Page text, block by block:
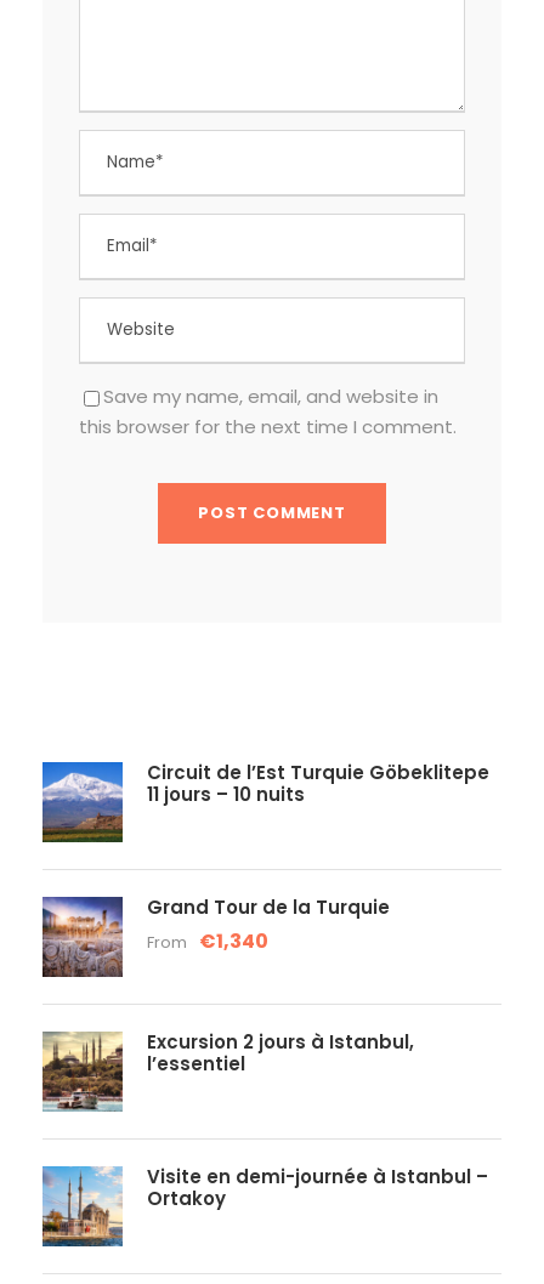
Save my name, email, and website in
this browser for the next time I comment.
Circuit de l’Est Turquie Göbeklitepe
11 jours – 10 nuits
Grand Tour de la Turquie
From €1,340
Excursion 2 jours à Istanbul,
l’essentiel
Visite en demi-journée à Istanbul –
Ortakoy